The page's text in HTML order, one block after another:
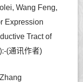
Wang Feng,
Expression
Tract of
(通讯作者)